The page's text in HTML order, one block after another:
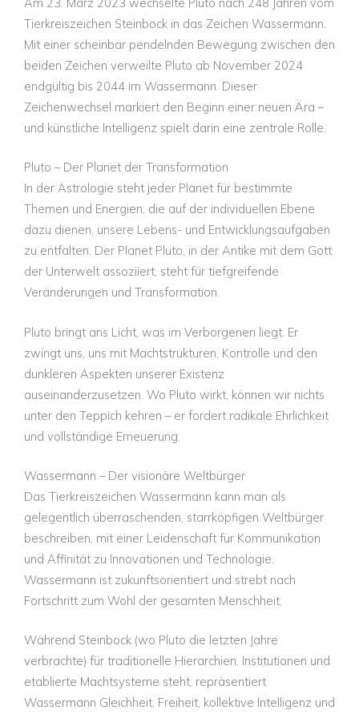
Tierkreiszeichen Steinbock in das Zeichen Wassermann.
Mit einer scheinbar pendelnden Bewegung zwischen den
beiden Zeichen verweilte Pluto ab November 2024
endgültig bis 2044 im Wassermann. Dieser
Zeichenwechsel markiert den Beginn einer neuen Ära –
und künstliche Intelligenz spielt darin eine zentrale Rolle.
Pluto – Der Planet der Transformation
In der Astrologie steht jeder Planet für bestimmte
Themen und Energien, die auf der individuellen Ebene
dazu dienen, unsere Lebens- und Entwicklungsaufgaben
zu entfalten. Der Planet Pluto, in der Antike mit dem Gott
der Unterwelt assoziiert, steht für tiefgreifende
Veränderungen und Transformation.
Pluto bringt ans Licht, was im Verborgenen liegt. Er
zwingt uns, uns mit Machtstrukturen, Kontrolle und den
dunkleren Aspekten unserer Existenz
auseinanderzusetzen. Wo Pluto wirkt, können wir nichts
unter den Teppich kehren – er fordert radikale Ehrlichkeit
und vollständige Erneuerung.
Wassermann – Der visionäre Weltbürger
Das Tierkreiszeichen Wassermann kann man als
gelegentlich überraschenden, starrköpfigen Weltbürger
beschreiben, mit einer Leidenschaft für Kommunikation
und Affinität zu Innovationen und Technologie.
Wassermann ist zukunftsorientiert und strebt nach
Fortschritt zum Wohl der gesamten Menschheit.
Während Steinbock (wo Pluto die letzten Jahre
verbrachte) für traditionelle Hierarchien, Institutionen und
etablierte Machtsysteme steht, repräsentiert
Wassermann Gleichheit, Freiheit, kollektive Intelligenz und